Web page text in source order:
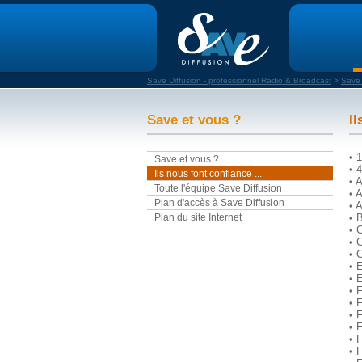
Save Diffusion - professionnel Radio & Broadcast >
Save et vous ?
Save et vous ?
Ils nous font confiance ...
Toute l'équipe Save Diffusion
Plan d'accès à Save Diffusion
Plan du site Internet
•
•
•
•
•
•
•
•
•
•
•
•
•
•
•
•
•